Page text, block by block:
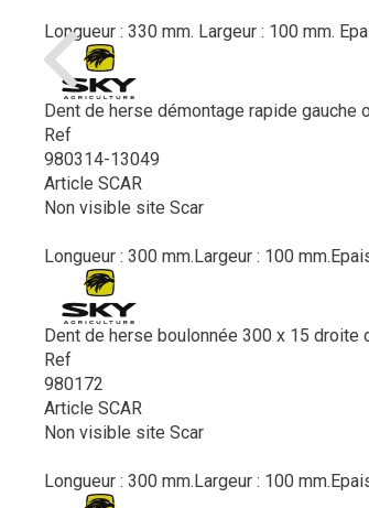
Longueur : 330 mm. Largeur : 100 mm.
Dent de herse démontage rapide gauche
Ref
980314-13049
Article SCAR
Non visible site Scar
Longueur : 300 mm.Largeur : 100
Dent de herse boulonnée 300 x 15 droite
Ref
980172
Article SCAR
Non visible site Scar
Longueur : 300 mm.Largeur : 100